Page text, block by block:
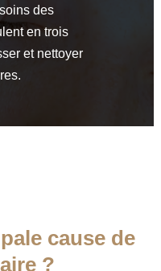
des
en trois
et nettoyer
cause de
?